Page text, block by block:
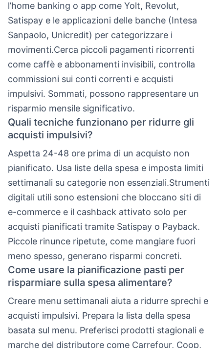
l’home banking o app come Yolt, Revolut,
Satispay e le applicazioni delle banche (Intesa
Sanpaolo, Unicredit) per categorizzare i
movimenti.Cerca piccoli pagamenti ricorrenti
come caffè e abbonamenti invisibili, controlla
commissioni sui conti correnti e acquisti
impulsivi. Sommati, possono rappresentare un
risparmio mensile significativo.
Quali tecniche funzionano per ridurre gli
acquisti impulsivi?
Aspetta 24-48 ore prima di un acquisto non
pianificato. Usa liste della spesa e imposta limiti
settimanali su categorie non essenziali.Strumenti
digitali utili sono estensioni che bloccano siti di
e-commerce e il cashback attivato solo per
acquisti pianificati tramite Satispay o Payback.
Piccole rinunce ripetute, come mangiare fuori
meno spesso, generano risparmi concreti.
Come usare la pianificazione pasti per
risparmiare sulla spesa alimentare?
Creare menu settimanali aiuta a ridurre sprechi e
acquisti impulsivi. Prepara la lista della spesa
basata sul menu. Preferisci prodotti stagionali e
marche del distributore come Carrefour, Coop,